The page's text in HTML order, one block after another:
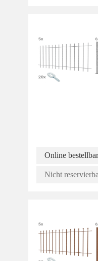
Online bestellbar
Nicht